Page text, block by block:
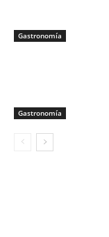
Gastronomía
Gastronomía